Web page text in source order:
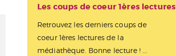
Les coups de coeur 1ères lectures
Retrouvez les derniers coups de
coeur 1ères lectures de la
médiathèque. Bonne lecture ! ...